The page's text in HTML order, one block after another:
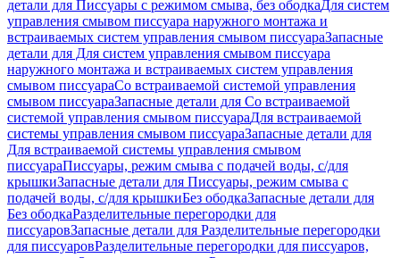
детали для Писсуары с режимом смыва, без ободкаДля систем
управления смывом писсуара наружного монтажа и
встраиваемых систем управления смывом писсуараЗапасные
детали для Для систем управления смывом писсуара
наружного монтажа и встраиваемых систем управления
смывом писсуараСо встраиваемой системой управления
смывом писсуараЗапасные детали для Со встраиваемой
системой управления смывом писсуараДля встраиваемой
системы управления смывом писсуараЗапасные детали для
Для встраиваемой системы управления смывом
писсуараПиссуары, режим смыва с подачей воды, с/для
крышкиЗапасные детали для Писсуары, режим смыва с
подачей воды, с/для крышкиБез ободкаЗапасные детали для
Без ободкаРазделительные перегородки для
писсуаровЗапасные детали для Разделительные перегородки
для писсуаровРазделительные перегородки для писсуаров,